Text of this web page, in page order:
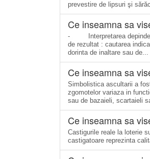
prevestire de lipsuri şi
Ce inseamna sa
- Interpretarea depinde
de rezultat : cautarea
dorinta de inaltare sau
Ce inseamna sa
Simbolistica ascultarii a
zgomotelor variaza in
sau de bazaieli, scartaieli
Ce inseamna sa
Castigurile reale la loterie
castigatoare reprezinta